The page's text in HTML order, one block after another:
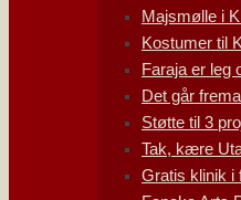
Majsmølle i
Kostumer til
Faraja er leg
Det går
Støtte til 3
Tak, kære
Gratis klinik i